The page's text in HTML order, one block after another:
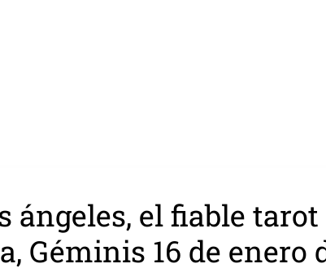
ángeles, el fiable
Géminis 16 de enero